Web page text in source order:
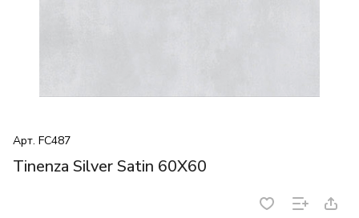
Арт. FC487
Tinenza Silver Satin 60X60